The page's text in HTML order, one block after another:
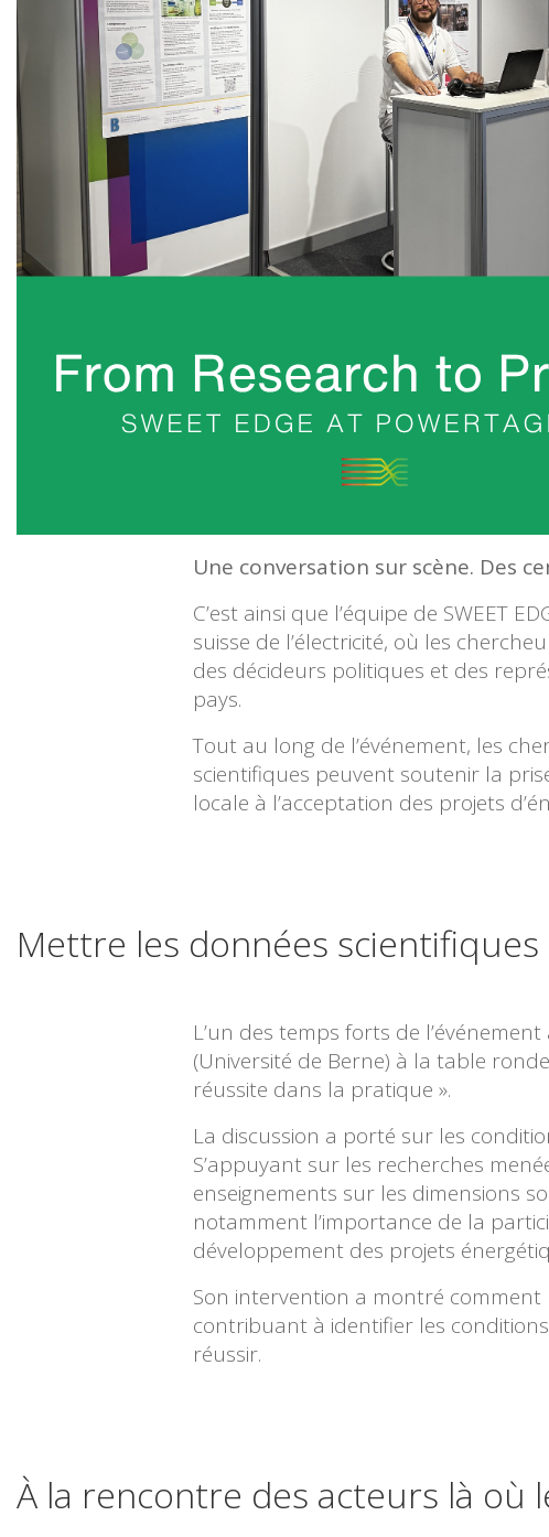
Une conversation sur scène. Des
C’est ainsi que l’équipe de SWEET
suisse de l’électricité, où les
des décideurs politiques et des
pays.
Tout au long de l’événement, les
scientifiques peuvent soutenir la
locale à l’acceptation des projets
Mettre les données
L’un des temps forts de
(Université de Berne) à la table
réussite dans la pratique ».
La discussion a porté sur les
S’appuyant sur les recherches
enseignements sur les dimensions
notamment l’importance de la
développement des projets
Son intervention a montré comment
contribuant à identifier les
réussir.
À la rencontre des acteurs là où